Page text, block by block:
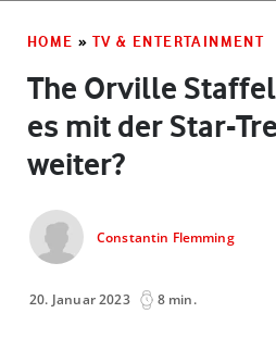
HOME » TV & ENTERTAINMENT
The Orville
es mit der Star-
weiter?
Constantin Flemming
20. Januar 2023 8 min.